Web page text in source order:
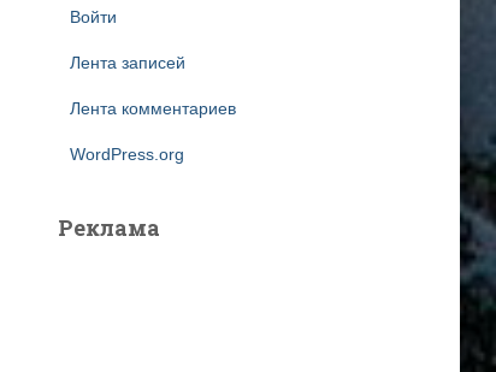
Войти
Лента записей
Лента комментариев
WordPress.org
Реклама